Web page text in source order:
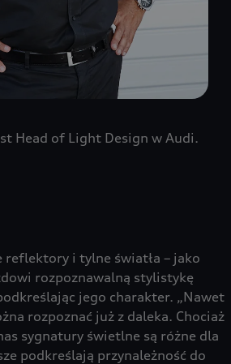
Head of Light Design w Audi.
reflektory i tylne światła – jako
rozpoznawalną stylistykę
jego charakter. „Nawet
rozpoznać już z daleka. Chociaż
sygnatury świetlne są różne dla
podkreślają przynależność do